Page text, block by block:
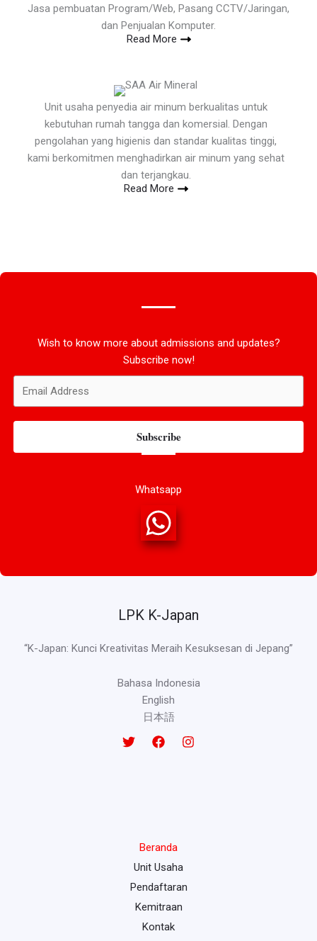
Jasa pembuatan Program/Web, Pasang CCTV/Jaringan,
dan Penjualan Komputer.
Read More
Unit usaha penyedia air minum berkualitas untuk
kebutuhan rumah tangga dan komersial. Dengan
pengolahan yang higienis dan standar kualitas tinggi,
kami berkomitmen menghadirkan air minum yang sehat
dan terjangkau.
Read More
Wish to know more about admissions and updates?
Subscribe now!
Subscribe
Whatsapp
LPK K-Japan
“K-Japan: Kunci Kreativitas Meraih Kesuksesan di Jepang”
Bahasa Indonesia
English
日本語
Beranda
Unit Usaha
Pendaftaran
Kemitraan
Kontak